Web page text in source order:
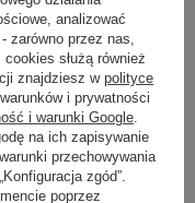
5/5
analizować
zarówno przez nas,
służą również
znajdziesz wpolityce
i prywatności
i warunki Google
na ich zapisywanie
przechowywania
zgód”.
poprzez